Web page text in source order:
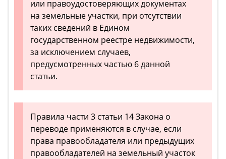
или правоудостоверяющих документах
на земельные участки, при отсутствии
таких сведений в Едином
государственном реестре недвижимости,
за исключением случаев,
предусмотренных частью 6 данной
статьи.
Правила части 3 статьи 14 Закона о
переводе применяются в случае, если
права правообладателя или предыдущих
правообладателей на земельный участок